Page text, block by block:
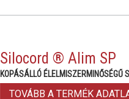
Silocord ® Alim SP
KOPÁSÁLLÓ ÉLELMISZERMINŐSÉGŰ
TOVÁBB A TERMÉK